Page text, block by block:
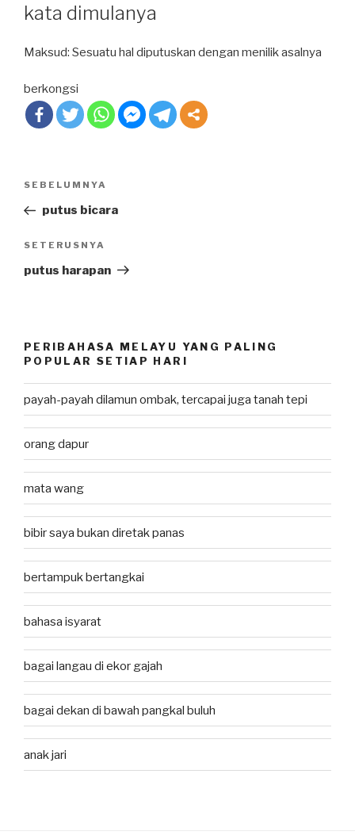
kata dimulanya
Maksud: Sesuatu hal diputuskan dengan menilik asalnya
berkongsi
Post
Previous
Post
SEBELUMNYA
putus bicara
Next
Post
SETERUSNYA
putus harapan
PERIBAHASA MELAYU YANG PALING
POPULAR SETIAP HARI
payah-payah dilamun ombak, tercapai juga tanah tepi
orang dapur
mata wang
bibir saya bukan diretak panas
bertampuk bertangkai
bahasa isyarat
bagai langau di ekor gajah
bagai dekan di bawah pangkal buluh
anak jari